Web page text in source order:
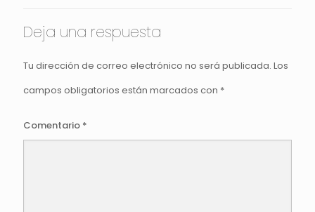
Deja una respuesta
Tu dirección de correo electrónico no será publicada. Los
campos obligatorios están marcados con *
Comentario *